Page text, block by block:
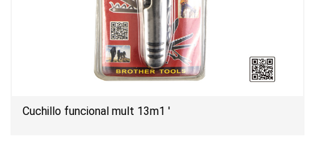
Cuchillo funcional mult 13m1 '